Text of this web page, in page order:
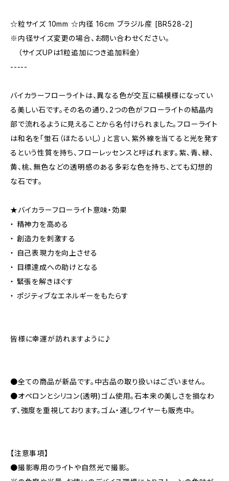
☆粒サイズ 10mm ☆内径 16cm ブラジル産 [BR528-2]
※内径サイズ変更の場合、お問い合わせください。
（サイズUPは1粒追加につき追加料金）
-----
バイカラーフローライトは、異なる色が交互に縞模様になってい
る美しい石です。その名の通り、2つの色がフローライトの結晶内
部で流れるように見えることから名付けられました。フローライト
は和名を「蛍石（ほたるいし）」と言い、紫外線を当てると光を発す
るという性質を持ち、フローレッセンスと呼ばれます。紫、青、緑、
黄、桃、無色などの透明感のある多彩な色を持ち、とても幻想的
な石です。
★バイカラーフローライト意味・効果
・ 精神力を高める
・ 創造力を刺激する
・ 自己表現力を向上させる
・ 目標達成への助けとなる
・ 緊張を解きほぐす
・ ポジティブなエネルギーをもたらす
皆様に幸運が訪れますように♪
●全ての商品が新品です。中古品の取り扱いはございません。
●オペロンとシリコン(透明)ゴム使用。石本来の美しさを損なわ
ず、強度を重視しております。ゴム・通しワイヤーも販売中。
【注意事項】
●撮影専用のライトや自然光で撮影。